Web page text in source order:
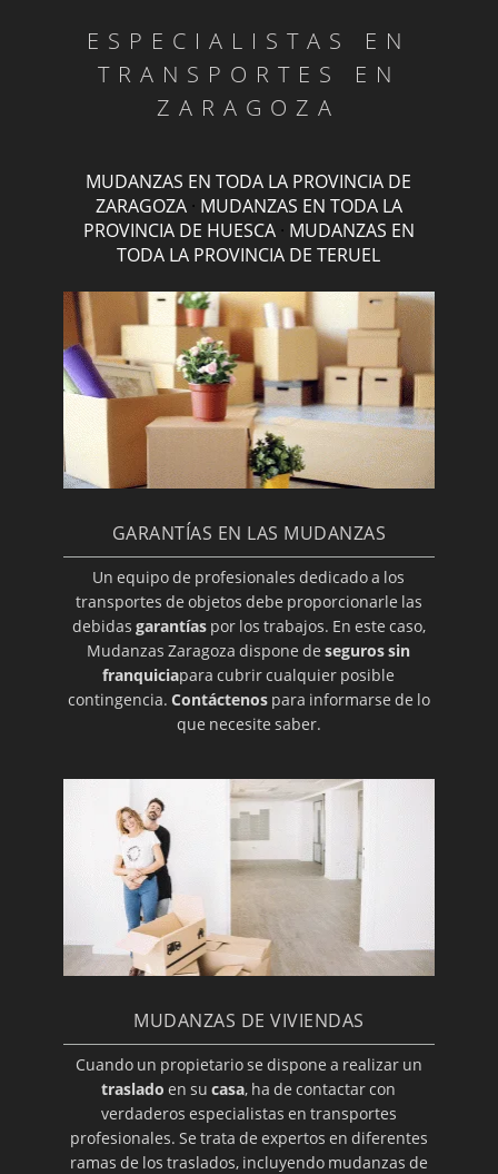
ESPECIALISTAS EN
TRANSPORTES EN
ZARAGOZA
MUDANZAS EN TODA LA PROVINCIA DE
ZARAGOZA· MUDANZAS EN TODA LA
PROVINCIA DE HUESCA· MUDANZAS EN
TODA LA PROVINCIA DE TERUEL
GARANTÍAS EN LAS MUDANZAS
Un equipo de profesionales dedicado a los
transportes de objetos debe proporcionarle las
debidas garantíaspor los trabajos. En este caso,
Mudanzas Zaragoza dispone deseguros sin
franquiciapara cubrir cualquier posible
contingencia. Contáctenospara informarse de lo
que necesite saber.
MUDANZAS DE VIVIENDAS
Cuando un propietario se dispone a realizar un
traslado en sucasa, ha de contactar con
verdaderos especialistas en transportes
profesionales. Se trata de expertos en diferentes
ramas de los traslados, incluyendo mudanzas de